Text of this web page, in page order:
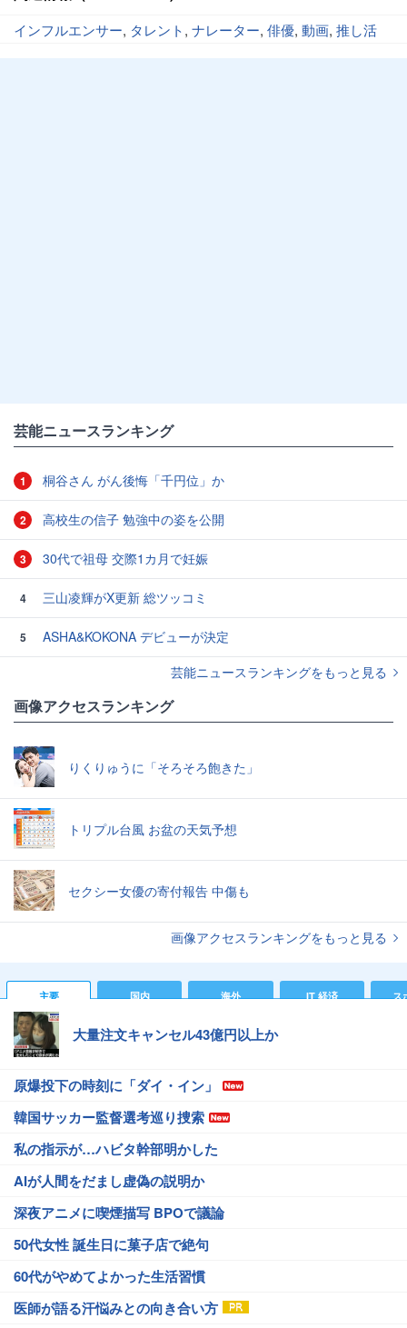
インフルエンサー, タレント, ナレーター, 俳優, 動画, 推し活
芸能ニュースランキング
1 桐谷さん がん後悔「千円位」か
2 高校生の信子 勉強中の姿を公開
3 30代で祖母 交際1カ月で妊娠
4 三山凌輝がX更新 総ツッコミ
5
ASHA&KOKONA デビューが決定
芸能ニュースランキングをもっと見る
画像アクセスランキング
りくりゅうに「そろそろ飽きた」
トリプル台風 お盆の天気予想
セクシー女優の寄付報告 中傷も
画像アクセスランキングをもっと見る
主要 国内 海外 IT 経済 ス
大量注文キャンセル43億円以上か
原爆投下の時刻に「ダイ・イン」
韓国サッカー監督選考巡り捜索
私の指示が…ハビタ幹部明かした
AIが人間をだまし虚偽の説明か
深夜アニメに喫煙描写 BPOで議論
50代女性 誕生日に菓子店で絶句
60代がやめてよかった生活習慣
医師が語る汗悩みとの向き合い方